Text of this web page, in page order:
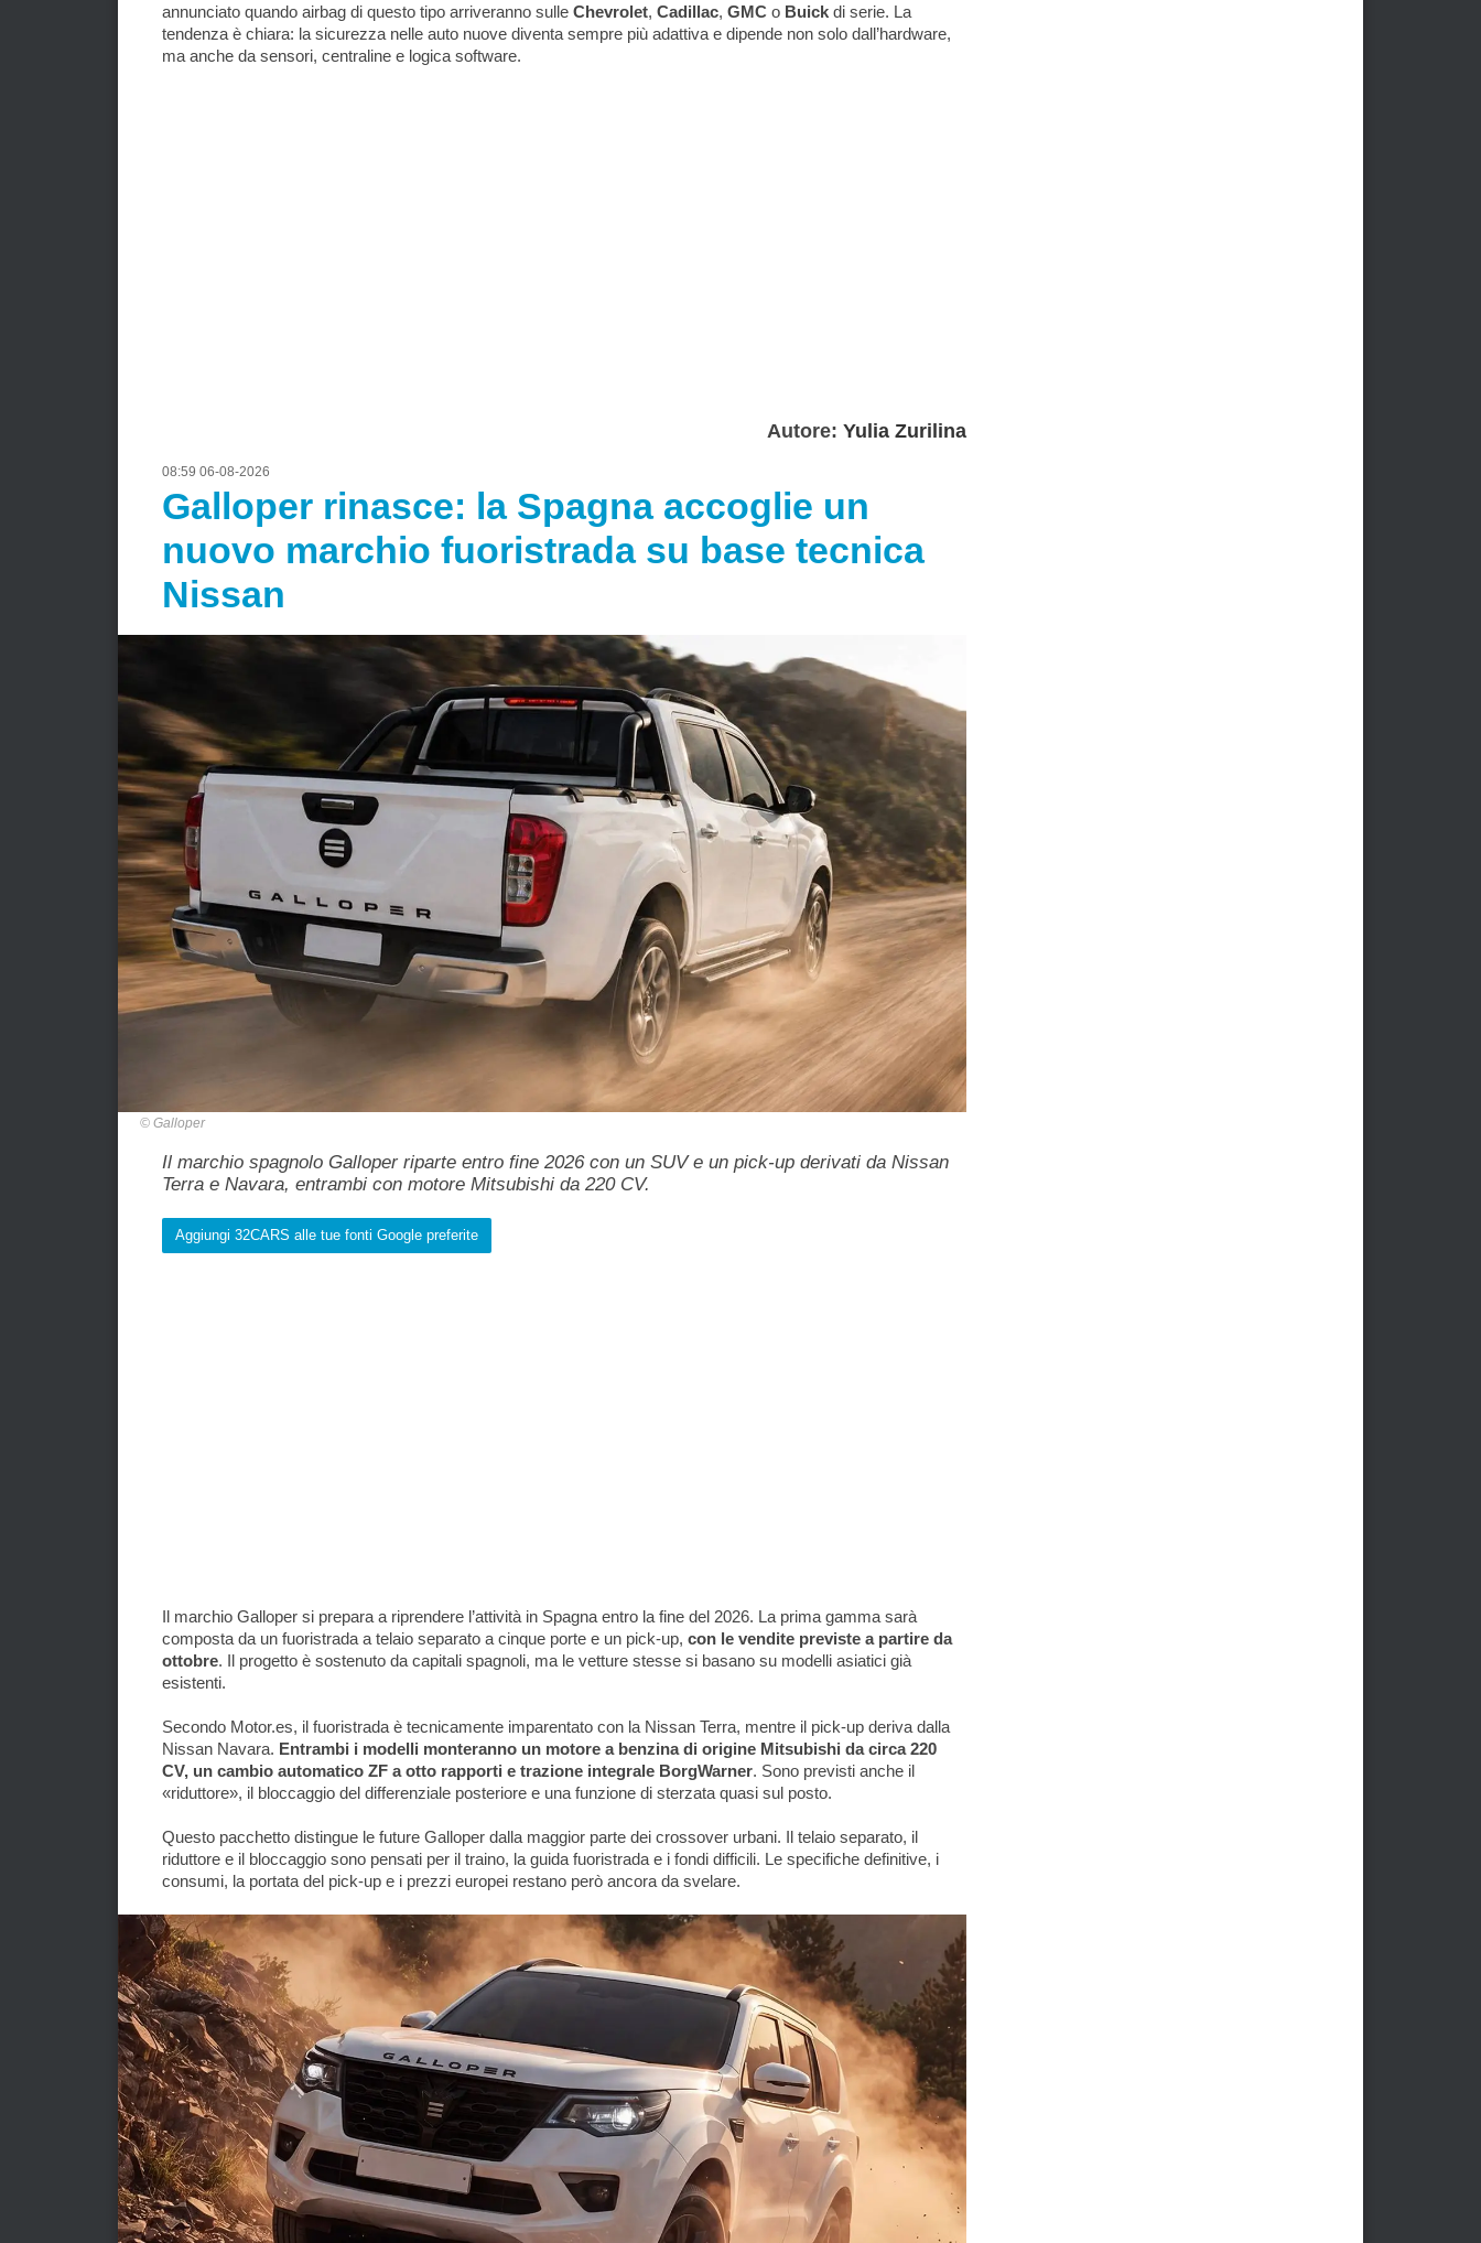
annunciato quando airbag di questo tipo arriveranno sulle Chevrolet, Cadillac, GMC o Buick di serie. La
tendenza è chiara: la sicurezza nelle auto nuove diventa sempre più adattiva e dipende non solo dall’hardware,
ma anche da sensori, centraline e logica software.
Autore: Yulia Zurilina
08:59 06-08-2026
Galloper rinasce: la Spagna accoglie un
nuovo marchio fuoristrada su base tecnica
Nissan
Galloper
Il marchio spagnolo Galloper riparte entro fine 2026 con un SUV e un pick-up derivati da Nissan
Terra e Navara, entrambi con motore Mitsubishi da 220 CV.
Aggiungi 32CARS alle tue fonti Google preferite
Il marchio Galloper si prepara a riprendere l’attività in Spagna entro la fine del 2026. La prima gamma sarà
composta da un fuoristrada a telaio separato a cinque porte e un pick-up, con le vendite previste a partire da
ottobre. Il progetto è sostenuto da capitali spagnoli, ma le vetture stesse si basano su modelli asiatici già
esistenti.
Secondo Motor.es, il fuoristrada è tecnicamente imparentato con la Nissan Terra, mentre il pick-up deriva dalla
Nissan Navara. Entrambi i modelli monteranno un motore a benzina di origine Mitsubishi da circa 220
CV, un cambio automatico ZF a otto rapporti e trazione integrale BorgWarner. Sono previsti anche il
«riduttore», il bloccaggio del differenziale posteriore e una funzione di sterzata quasi sul posto.
Questo pacchetto distingue le future Galloper dalla maggior parte dei crossover urbani. Il telaio separato, il
riduttore e il bloccaggio sono pensati per il traino, la guida fuoristrada e i fondi difficili. Le specifiche definitive, i
consumi, la portata del pick-up e i prezzi europei restano però ancora da svelare.